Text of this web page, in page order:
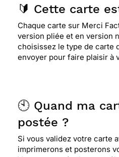
🔰 Cette carte
Chaque carte sur Merci
version pliée et en version
choisissez le type de carte
envoyer pour faire plaisir à
🕙 Quand ma
postée ?
Si vous validez votre carte
imprimerons et posterons